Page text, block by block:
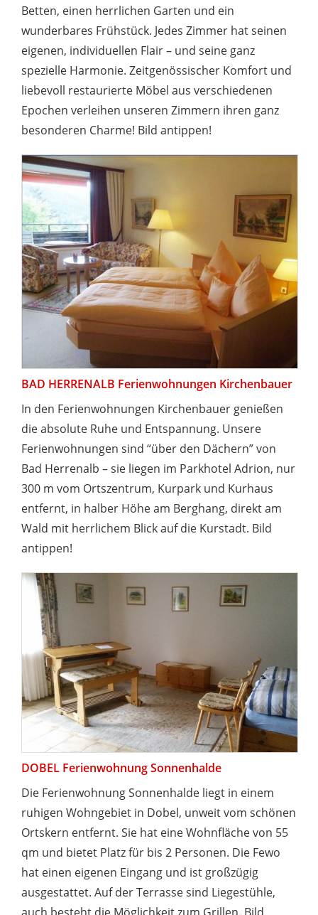
Betten, einen herrlichen Garten und ein
wunderbares Frühstück. Jedes Zimmer hat seinen
eigenen, individuellen Flair – und seine ganz
spezielle Harmonie. Zeitgenössischer Komfort und
liebevoll restaurierte Möbel aus verschiedenen
Epochen verleihen unseren Zimmern ihren ganz
besonderen Charme! Bild antippen!
BAD HERRENALB Ferienwohnungen Kirchenbauer
In den Ferienwohnungen Kirchenbauer genießen
die absolute Ruhe und Entspannung. Unsere
Ferienwohnungen sind “über den Dächern” von
Bad Herrenalb – sie liegen im Parkhotel Adrion, nur
300 m vom Ortszentrum, Kurpark und Kurhaus
entfernt, in halber Höhe am Berghang, direkt am
Wald mit herrlichem Blick auf die Kurstadt. Bild
antippen!
DOBEL Ferienwohnung Sonnenhalde
Die Ferienwohnung Sonnenhalde liegt in einem
ruhigen Wohngebiet in Dobel, unweit vom schönen
Ortskern entfernt. Sie hat eine Wohnfläche von 55
qm und bietet Platz für bis 2 Personen. Die Fewo
hat einen eigenen Eingang und ist großzügig
ausgestattet. Auf der Terrasse sind Liegestühle,